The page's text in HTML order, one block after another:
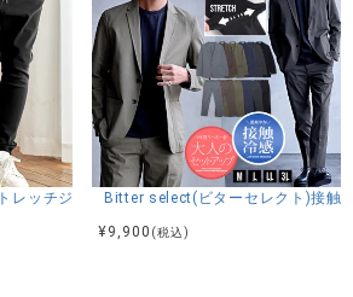
レッチジョッパーパンツ/全4色
Bitter select(ビターセレクト)接触
¥9,900 (税込)